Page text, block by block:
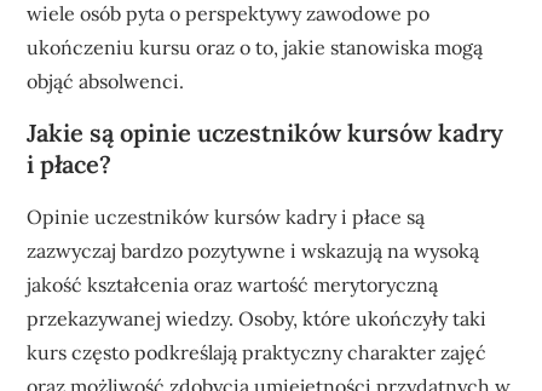
wiele osób pyta o perspektywy zawodowe po
ukończeniu kursu oraz o to, jakie stanowiska mogą
objąć absolwenci.
Jakie są opinie uczestników kursów kadry
i płace?
Opinie uczestników kursów kadry i płace są
zazwyczaj bardzo pozytywne i wskazują na wysoką
jakość kształcenia oraz wartość merytoryczną
przekazywanej wiedzy. Osoby, które ukończyły taki
kurs często podkreślają praktyczny charakter zajęć
oraz możliwość zdobycia umiejętności przydatnych w